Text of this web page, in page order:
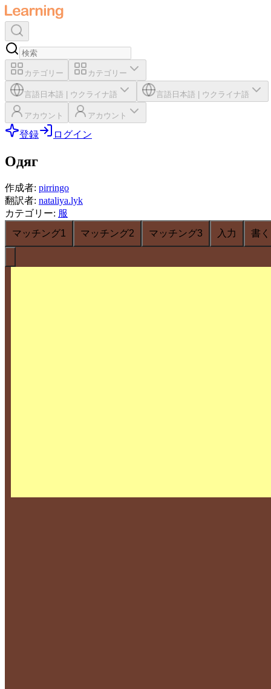
カテゴリー カテゴリー
言語 日本語 ウクライナ語 言語 日本語 ウクライナ語
アカウント アカウント
登録 ログイン
Одяг
作成者: pirringo
翻訳者: nataliya.lyk
カテゴリー: 服
マッチング1
マッチング2 マッチング3 入力 書く